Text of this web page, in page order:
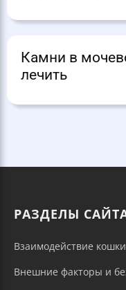
Камни в
лечить
РАЗДЕЛЫ
Взаимодействие
Внешние факторы и